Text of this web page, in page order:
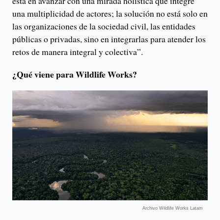
una multiplicidad de actores; la solución no está solo en
las organizaciones de la sociedad civil, las entidades
públicas o privadas, sino en integrarlas para atender los
retos de manera integral y colectiva”.
¿Qué viene para Wildlife Works?
Archivo Wildlife Works Latam